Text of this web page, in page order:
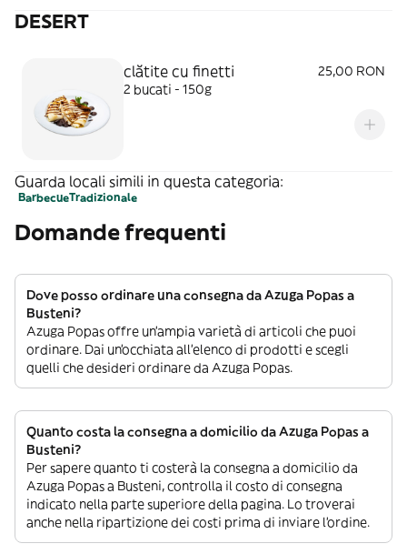
DESERT
clătite cu finetti
25,00 RON
2 bucati - 150g
Guarda locali simili in questa categoria:
BarbecueTradizionale
Domande frequenti
Dove posso ordinare una consegna da Azuga Popas a
Busteni?
Azuga Popas offre un’ampia varietà di articoli che puoi
ordinare. Dai un’occhiata all’elenco di prodotti e scegli
quelli che desideri ordinare da Azuga Popas.
Quanto costa la consegna a domicilio da Azuga Popas a
Busteni?
Per sapere quanto ti costerà la consegna a domicilio da
Azuga Popas a Busteni, controlla il costo di consegna
indicato nella parte superiore della pagina. Lo troverai
anche nella ripartizione dei costi prima di inviare l’ordine.